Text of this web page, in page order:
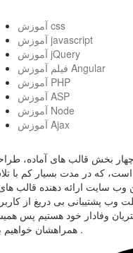
آموزش css
آموزش javascript
آموزش jQuery
فیلم آموزش Angular
آموزش PHP
آموزش ASP
آموزش Node
آموزش Ajax
خود را در چهار بخش قالب های آماده،
که در مدت بسیار کم با
وب سایت ارائه دهنده قالب
پشتیبانی بی دریغ از
وفادار خود هستیم پس
همراهشان خواهیم بود .